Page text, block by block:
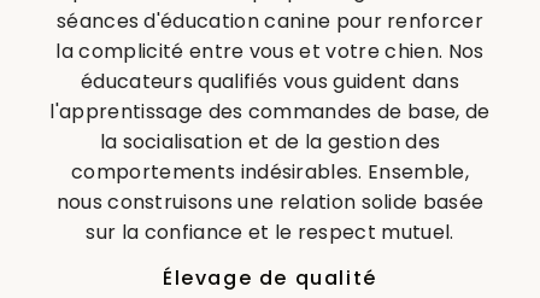
séances d'éducation canine pour renforcer
la complicité entre vous et votre chien. Nos
éducateurs qualifiés vous guident dans
l'apprentissage des commandes de base, de
la socialisation et de la gestion des
comportements indésirables. Ensemble,
nous construisons une relation solide basée
sur la confiance et le respect mutuel.
Élevage de qualité